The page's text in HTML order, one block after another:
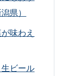
県）
味わえ
ビール